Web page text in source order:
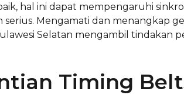
hal ini dapat mempengaruhi
Mengamati dan menangkap
Selatan mengambil tindakan
Timing